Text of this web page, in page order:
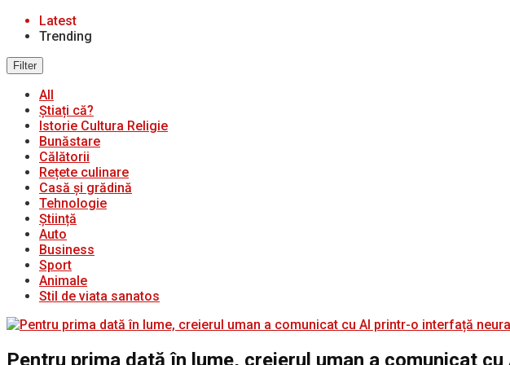
Latest
Trending
Filter
All
Știați că?
Istorie Cultura Religie
Bunăstare
Călătorii
Rețete culinare
Casă și grădină
Tehnologie
Știință
Auto
Business
Sport
Animale
Stil de viata sanatos
Pentru prima dată în lume, creierul uman a comunicat